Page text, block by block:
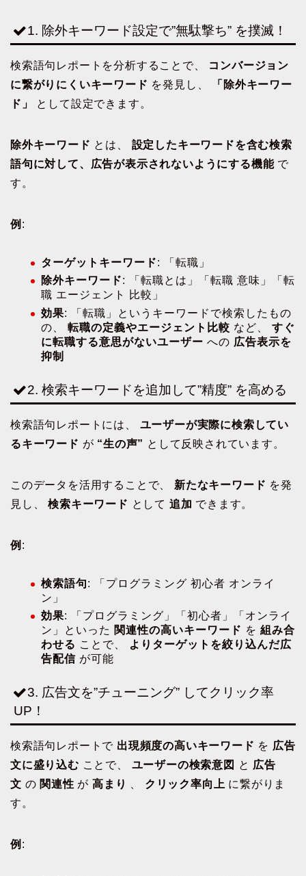
1. 除外キーワード設定で”無駄撃ち” を撲滅！
検索語句レポートを分析することで、 コンバージョン
に繋がりにくいキーワード を発見し、
「除外キーワー
ド」
として設定できます。
除外キーワード とは、 設定したキーワードを含む検索
語句に対して、広告が表示されないようにする機能で
す。
例 :
ターゲットキーワード: 「転職」
除外キーワード: 「転職とは」「転職 意味」「転
職 エージェント 比較」
効果: 「転職」というキーワードで検索したもの
の、 転職の定義やエージェント比較 など、 すぐ
に転職する意思がないユーザー への 広告表示を
抑制
2. 検索キーワードを追加して”精度” を高める
検索語句レポートには、 ユーザーが実際に検索してい
るキーワード が “生の声” として反映されています。
このデータを活用することで、 新たなキーワード を発
見し、検索キーワード として 追加 できます。
例 :
検索語句: 「プログラミング 初心者 オンライ
ン」
効果: 「プログラミング」「初心者」「オンライ
ン」といった 関連性の高いキーワード を 組み合
わせる ことで、
よりターゲットを絞り込んだ広
告配信 が可能
3. 広告文を”チューニング” してクリック率
UP！
検索語句レポートで 出現頻度の高いキーワード を 広告
文に盛り込む ことで、 ユーザーの検索意図 と 広告
文 の 関連性 が高まり 、 クリック率向上 に繋がりま
す。
例 :